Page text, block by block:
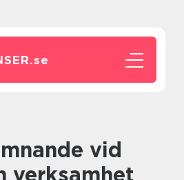
se
vid
verksamhet